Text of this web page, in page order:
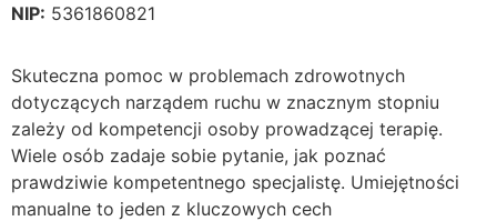
NIP: 5361860821
Skuteczna pomoc w problemach zdrowotnych
dotyczących narządem ruchu w znacznym stopniu
zależy od kompetencji osoby prowadzącej terapię.
Wiele osób zadaje sobie pytanie, jak poznać
prawdziwie kompetentnego specjalistę. Umiejętności
manualne to jeden z kluczowych cech